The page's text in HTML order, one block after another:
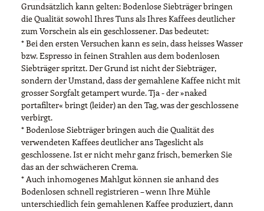
Grundsätzlich kann gelten: Bodenlose Siebträger bringen
die Qualität sowohl Ihres Tuns als Ihres Kaffees deutlicher
zum Vorschein als ein geschlossener. Das bedeutet:
* Bei den ersten Versuchen kann es sein, dass heisses Wasser
bzw. Espresso in feinen Strahlen aus dem bodenlosen
Siebträger spritzt. Der Grund ist nicht der Siebträger,
sondern der Umstand, dass der gemahlene Kaffee nicht mit
grosser Sorgfalt getampert wurde. Tja - der »naked
portafilter« bringt (leider) an den Tag, was der geschlossene
verbirgt.
* Bodenlose Siebträger bringen auch die Qualität des
verwendeten Kaffees deutlicher ans Tageslicht als
geschlossene. Ist er nicht mehr ganz frisch, bemerken Sie
das an der schwächeren Crema.
* Auch inhomogenes Mahlgut können sie anhand des
Bodenlosen schnell registrieren – wenn Ihre Mühle
unterschiedlich fein gemahlenen Kaffee produziert, dann